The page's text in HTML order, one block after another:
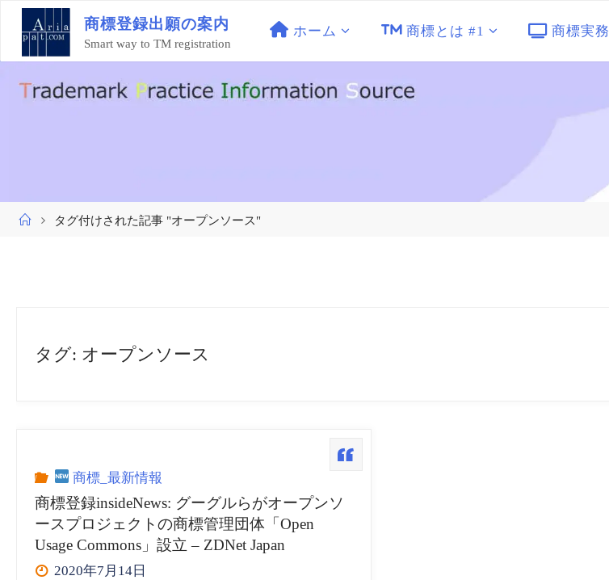
ン
商標登録出願の案内
Smart way to TM registration
ホーム 商標とは #1 商標実務
ホ
タグ付けされた記事 "オープンソース"
タグ: オープンソース
商標_最新情報
商標登録insideNews: グーグルらがオープンソ
ースプロジェクトの商標管理団体「Open
Usage Commons」設立 – ZDNet Japan
2020年7月14日